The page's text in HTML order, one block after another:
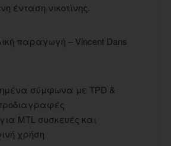
ένταση νικοτίνης.
παραγωγή – Vincent Dans
σύμφωνα με TPD &
MTL συσκευές και
χρήση